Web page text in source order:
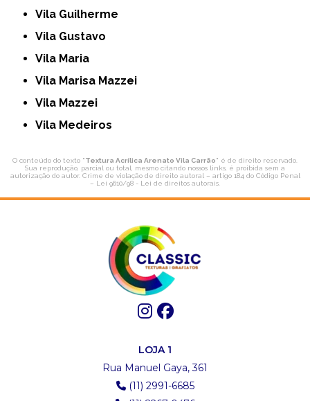
Vila Guilherme
Vila Gustavo
Vila Maria
Vila Marisa Mazzei
Vila Mazzei
Vila Medeiros
O conteúdo do texto "Textura Acrílica Arenato Vila Carrão" é de direito reservado.
Sua reprodução, parcial ou total, mesmo citando nossos links, é proibida sem a
autorização do autor. Crime de violação de direito autoral – artigo 184 do Código Penal
– Lei 9610/98 - Lei de direitos autorais
LOJA 1
Rua Manuel Gaya, 361
(11) 2991-6685